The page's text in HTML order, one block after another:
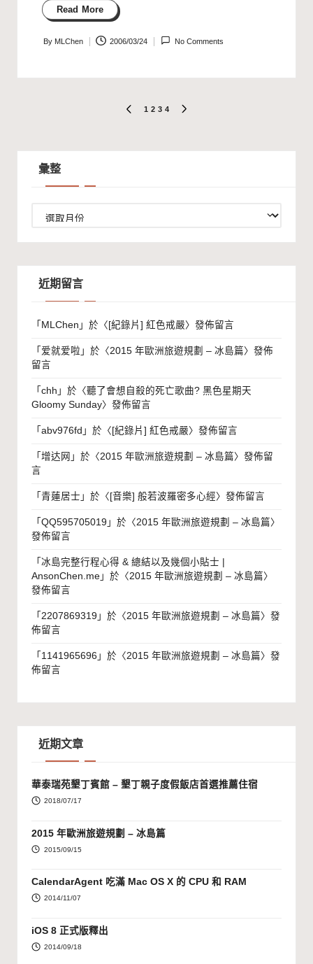
Read More
Posted
By MLChen 2006/03/24 No Comments
PREVIOUS
1 2 3 4
彙整
近期留言
「 MLChen 」於〈[紀錄片] 紅色戒嚴〉發佈留言
「 爱就爱啦 」於〈2015 年歐洲旅遊規劃 – 冰島篇〉發佈
留言
「 chh 」於〈聽了會想自殺的死亡歌曲? 黑色星期天
Gloomy Sunday〉發佈留言
「 abv976fd 」於〈[紀錄片] 紅色戒嚴〉發佈留言
「 增达网 」於〈2015 年歐洲旅遊規劃 – 冰島篇〉發佈留
言
「 青蓮居士 」於〈[音樂] 般若波羅密多心經〉發佈留言
「 QQ595705019 」於〈2015 年歐洲旅遊規劃 – 冰島篇〉
發佈留言
「 冰島完整行程心得 & 總結以及幾個小貼士 |
AnsonChen.me 」於〈2015 年歐洲旅遊規劃 – 冰島篇〉
發佈留言
「 2207869319 」於〈2015 年歐洲旅遊規劃 – 冰島篇〉發
佈留言
「 1141965696 」於〈2015 年歐洲旅遊規劃 – 冰島篇〉發
佈留言
近期文章
華泰瑞苑墾丁賓館 – 墾丁親子度假飯店首選推薦住宿
2018/07/17
2015 年歐洲旅遊規劃 – 冰島篇
2015/09/15
CalendarAgent 吃滿 Mac OS X 的 CPU 和 RAM
2014/11/07
iOS 8 正式版釋出
2014/09/18